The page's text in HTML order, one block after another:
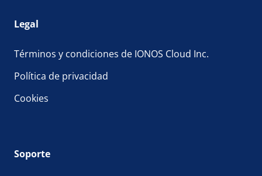
Legal
Términos y condiciones de IONOS Cloud Inc.
Política de privacidad
Cookies
Soporte